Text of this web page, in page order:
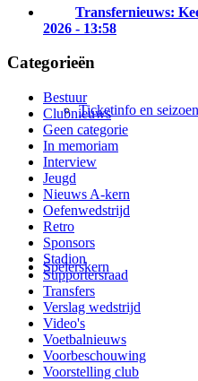
Ticketinfo en
Spelerskern
Transfernieuws:
2026 - 13:58
Categorieën
Bestuur
Clubnieuws
Geen categorie
In memoriam
Interview
Jeugd
Nieuws A-kern
Oefenwedstrijd
Retro
Sponsors
Stadion
Supportersraad
Transfers
Verslag wedstrijd
Video's
Voetbalnieuws
Voorbeschouwing
Voorstelling club